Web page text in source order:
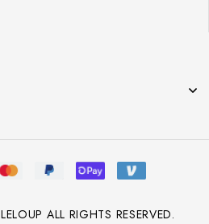
LELOUP ALL RIGHTS RESERVED.